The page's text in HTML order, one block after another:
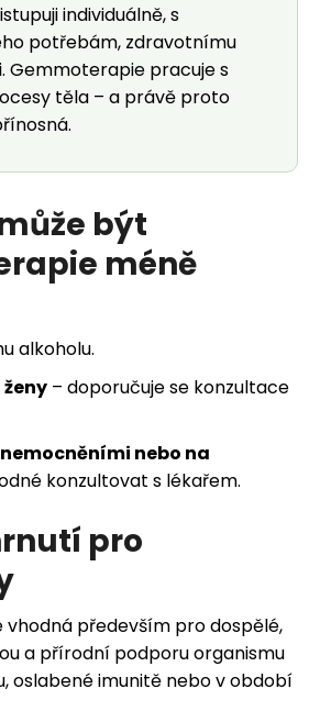
individuálně, s
potřebám, zdravotnímu
Gemmoterapie pracuje s
těla – a právě proto
být
méně
alkoholu.
– doporučuje se konzultace
nebo na
konzultovat s lékařem.
pro
především pro dospělé,
a přírodní podporu organismu
oslabené imunitě nebo v období